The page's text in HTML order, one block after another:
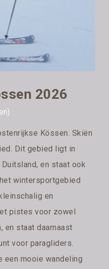
2026
Kössen. Skiën
Dit gebied ligt in
en staat ook
wintersportgebied
en
pistes voor zowel
en staat daarnaast
voor paragliders.
een mooie wandeling